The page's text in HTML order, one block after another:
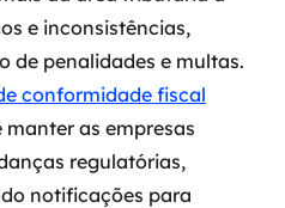
e inconsistências,
de penalidades e multas.
conformidade fiscal
manter as empresas
regulatórias,
notificações para